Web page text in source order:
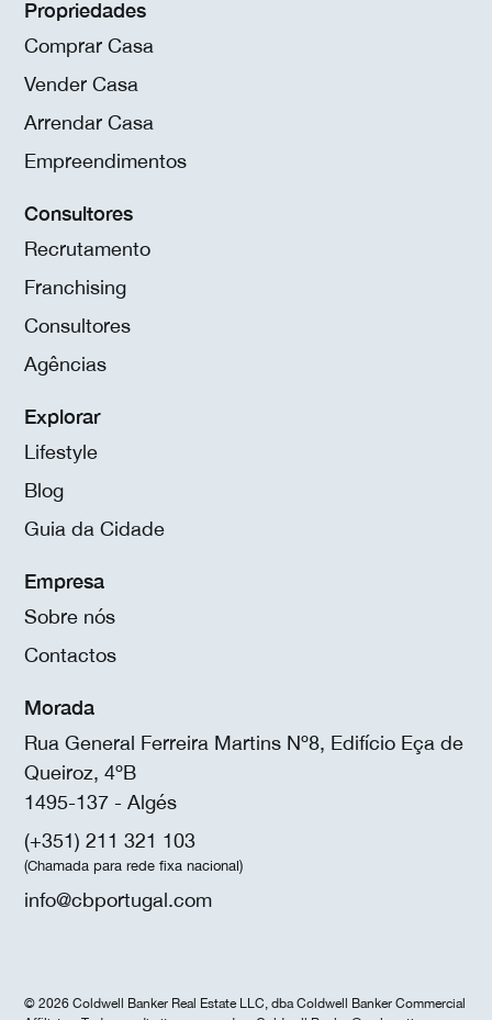
Propriedades
Comprar Casa
Vender Casa
Arrendar Casa
Empreendimentos
Consultores
Recrutamento
Franchising
Consultores
Agências
Explorar
Lifestyle
Blog
Guia da Cidade
Empresa
Sobre nós
Contactos
Morada
Rua General Ferreira Martins Nº8, Edifício Eça de
Queiroz, 4ºB
1495-137 - Algés
(+351) 211 321 103
(Chamada para rede fixa nacional)
info@cbportugal.com
© 2026 Coldwell Banker Real Estate LLC, dba Coldwell Banker Commercial